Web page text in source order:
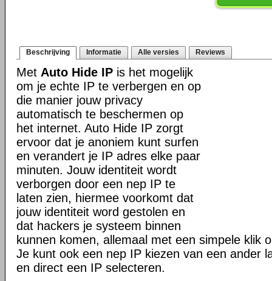
Beschrijving Informatie Alle versies Reviews
Met Auto Hide IP is het mogelijk
om je echte IP te verbergen en op
die manier jouw privacy
automatisch te beschermen op
het internet. Auto Hide IP zorgt
ervoor dat je anoniem kunt surfen
en verandert je IP adres elke paar
minuten. Jouw identiteit wordt
verborgen door een nep IP te
laten zien, hiermee voorkomt dat
jouw identiteit word gestolen en
dat hackers je systeem binnen
kunnen komen, allemaal met een simpele klik
Je kunt ook een nep IP kiezen van een ander
en direct een IP selecteren.